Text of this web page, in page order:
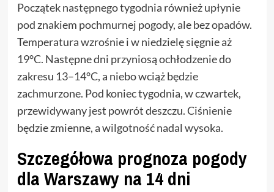
Początek następnego tygodnia również upłynie
pod znakiem pochmurnej pogody, ale bez opadów.
Temperatura wzrośnie i w niedzielę sięgnie aż
19°C. Następne dni przyniosą ochłodzenie do
zakresu 13–14°C, a niebo wciąż będzie
zachmurzone. Pod koniec tygodnia, w czwartek,
przewidywany jest powrót deszczu. Ciśnienie
będzie zmienne, a wilgotność nadal wysoka.
Szczegółowa prognoza pogody
dla Warszawy na 14 dni